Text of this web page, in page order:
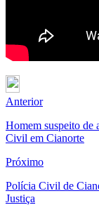
Anterior
Homem suspeito de
Civil em Cianorte
Próximo
Polícia Civil de
Justiça